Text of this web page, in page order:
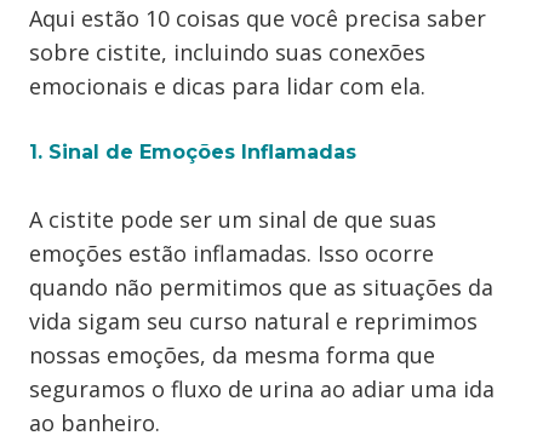
Aqui estão 10 coisas que você precisa saber
sobre cistite, incluindo suas conexões
emocionais e dicas para lidar com ela.
1. Sinal de Emoções Inflamadas
A cistite pode ser um sinal de que suas
emoções estão inflamadas. Isso ocorre
quando não permitimos que as situações da
vida sigam seu curso natural e reprimimos
nossas emoções, da mesma forma que
seguramos o fluxo de urina ao adiar uma ida
ao banheiro.